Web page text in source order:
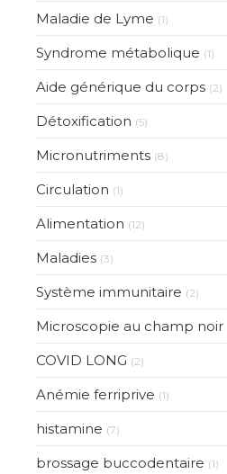
Maladie de Lyme (1)
Syndrome métabolique (1)
Aide générique du corps (2)
Détoxification (5)
Micronutriments (8)
Circulation (1)
Alimentation (12)
Maladies (3)
Système immunitaire (2)
Microscopie au champ noir
COVID LONG (2)
Anémie ferriprive (1)
histamine (7)
brossage buccodentaire (1)